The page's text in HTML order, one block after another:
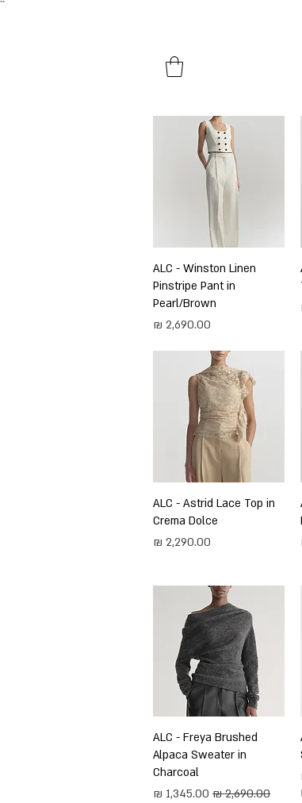
``​
תצוגה מהירה
ALC - Winston Linen
Pinstripe Pant in
Pearl/Brown
מחיר
תצוגה מהירה
ALC - Astrid Lace Top in
Crema Dolce
מחיר
תצוגה מהירה
ALC - Freya Brushed
Alpaca Sweater in
Charcoal
מחיר רגיל
מחיר מבצע